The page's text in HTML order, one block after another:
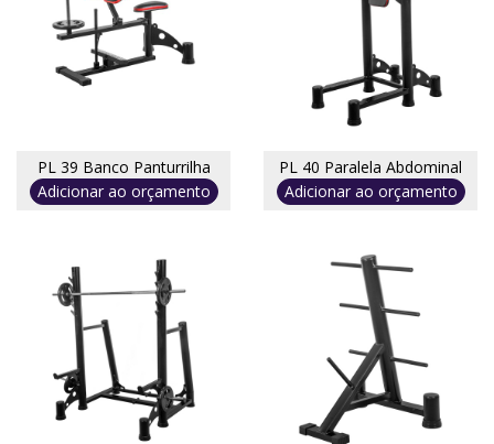
PL 39 Banco Panturrilha
Adicionar ao orçamento
PL 40 Paralela Abdominal
Adicionar ao orçamento